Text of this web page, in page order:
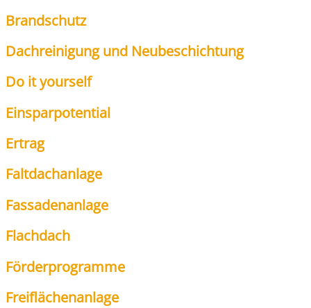
Brand­schutz
Dach­rei­ni­gung und Neu­be­schich­tung
Do it yours­elf
Ein­spar­po­ten­ti­al
Ertrag
Falt­dach­an­la­ge
Fas­sa­den­an­la­ge
Flach­dach
För­der­pro­gram­me
Frei­flä­chen­an­la­ge